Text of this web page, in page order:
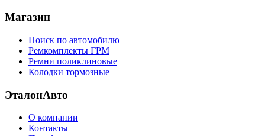
Магазин
Поиск по автомобилю
Ремкомплекты ГРМ
Ремни поликлиновые
Колодки тормозные
ЭталонАвто
О компании
Контакты